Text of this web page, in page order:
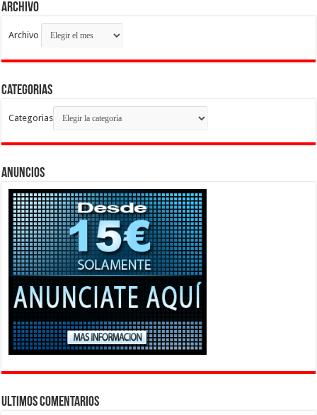
Archivo
Archivo
Categorias
Categorias
Anuncios
Ultimos Comentarios